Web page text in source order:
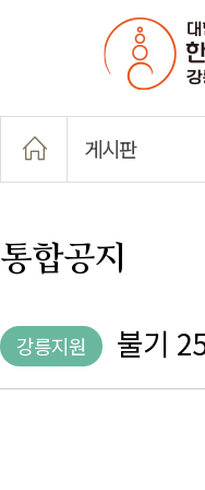
게시판
통합공지
강릉지원 불기